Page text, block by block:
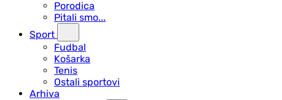
Porodica
Pitali smo...
Sport
Fudbal
Košarka
Tenis
Ostali sportovi
Arhiva